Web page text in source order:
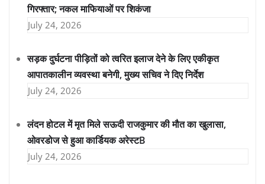
गिरफ्तार; नकल माफियाओं पर शिकंजा
July 24, 2026
सड़क दुर्घटना पीड़ितों को त्वरित इलाज देने के लिए एकीकृत
आपातकालीन व्यवस्था बनेगी, मुख्य सचिव ने दिए निर्देश
July 24, 2026
लंदन होटल में मृत मिले सऊदी राजकुमार की मौत का खुलासा,
ओवरडोज से हुआ कार्डियक अरेस्टB
July 24, 2026